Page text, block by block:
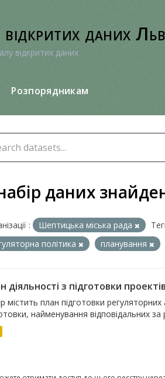
даних
відкритих даних
Розпорядникам
даних
: Шептицька міська рада
політика
планування
діяльності з підготовки
містить план підготовки
найменування відповідальних за